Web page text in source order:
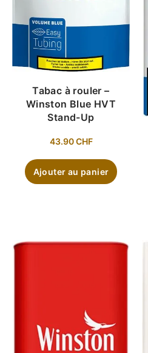
Tabac à rouler –
Winston Blue HVT
Stand-Up
43.90CHF
Ajouter au panier